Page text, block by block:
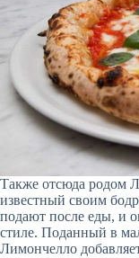
Также отсюда родом
известный своим
подают после еды, и
стиле. Поданный в
Лимончелло